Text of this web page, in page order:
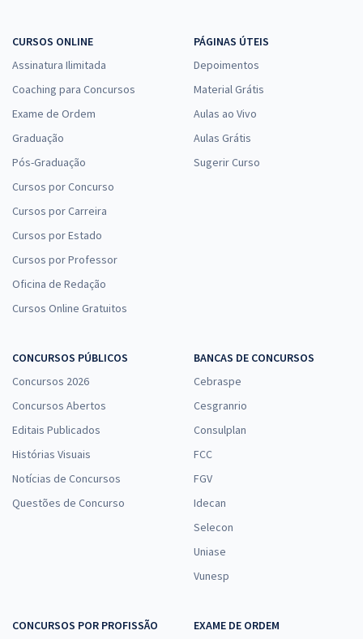
CURSOS ONLINE
Assinatura Ilimitada
Coaching para Concursos
Exame de Ordem
Graduação
Pós-Graduação
Cursos por Concurso
Cursos por Carreira
Cursos por Estado
Cursos por Professor
Oficina de Redação
Cursos Online Gratuitos
PÁGINAS ÚTEIS
Depoimentos
Material Grátis
Aulas ao Vivo
Aulas Grátis
Sugerir Curso
CONCURSOS PÚBLICOS
Concursos 2026
Concursos Abertos
Editais Publicados
Histórias Visuais
Notícias de Concursos
Questões de Concurso
BANCAS DE CONCURSOS
Cebraspe
Cesgranrio
Consulplan
FCC
FGV
Idecan
Selecon
Uniase
Vunesp
CONCURSOS POR PROFISSÃO
EXAME DE ORDEM